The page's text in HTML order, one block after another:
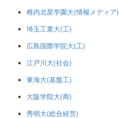
稚内北星学園大(情報メディア)
埼玉工業大(工)
広島国際学院大(工)
江戸川大(社会)
東海大(基盤工)
大阪学院大(商)
秀明大(総合経営)